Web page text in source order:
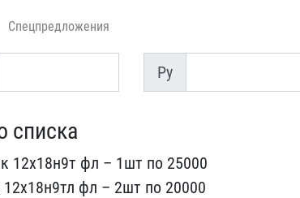
Спецпредложения
Py
Py
списка
12х18н9т фл – 1шт по 2​5000
фл – 2шт​ по 20000